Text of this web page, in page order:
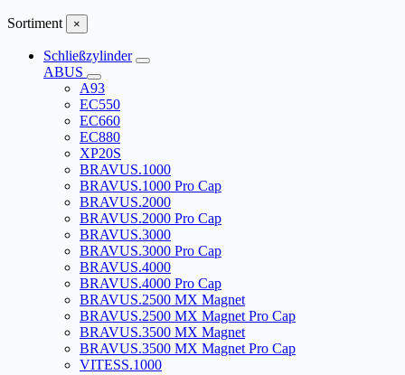
Sortiment ×
Schließzylinder
ABUS
A93
EC550
EC660
EC880
XP20S
BRAVUS.1000
BRAVUS.1000 Pro Cap
BRAVUS.2000
BRAVUS.2000 Pro Cap
BRAVUS.3000
BRAVUS.3000 Pro Cap
BRAVUS.4000
BRAVUS.4000 Pro Cap
BRAVUS.2500 MX Magnet
BRAVUS.2500 MX Magnet Pro Cap
BRAVUS.3500 MX Magnet
BRAVUS.3500 MX Magnet Pro Cap
VITESS.1000